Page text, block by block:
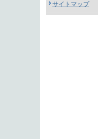
サイトマップ